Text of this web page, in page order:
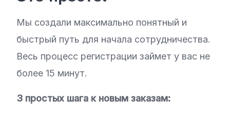
Мы создали максимально понятный и
быстрый путь для начала сотрудничества.
Весь процесс регистрации займет у вас не
более 15 минут.
3 простых шага к новым заказам: